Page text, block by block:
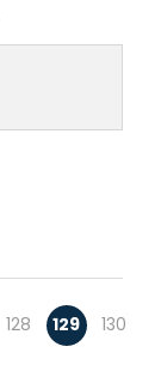
128 129
130